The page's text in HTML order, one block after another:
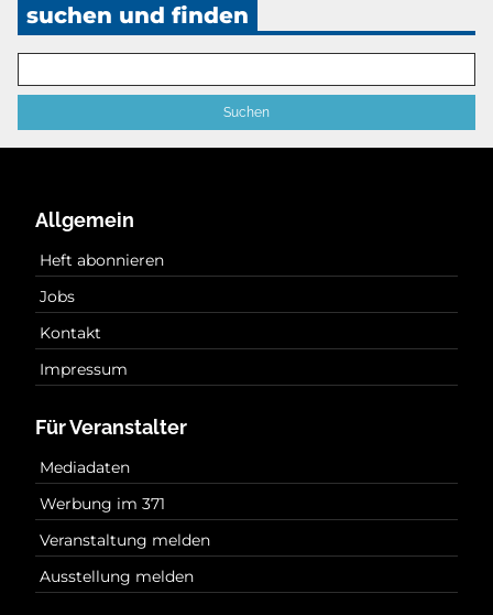
suchen und finden
Allgemein
Heft abonnieren
Jobs
Kontakt
Impressum
Für Veranstalter
Mediadaten
Werbung im 371
Veranstaltung melden
Ausstellung melden